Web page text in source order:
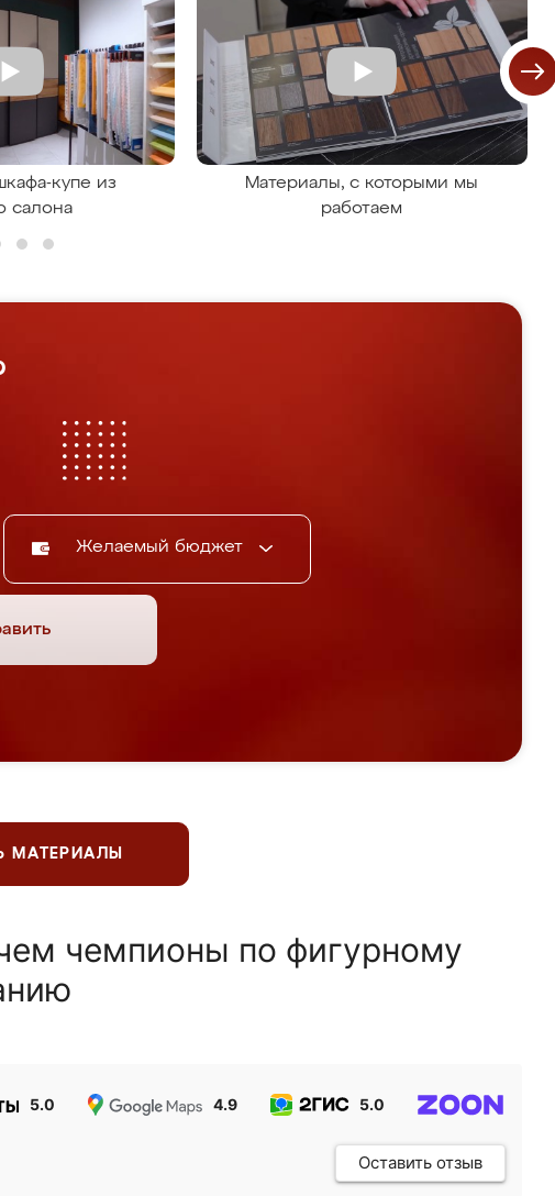
купе из
салона
Материалы, с которыми мы
работаем
Желаемый бюджет
МАТЕРИАЛЫ
чемпионы по фигурному
5.0 4.9 5.0
Оставить отзыв